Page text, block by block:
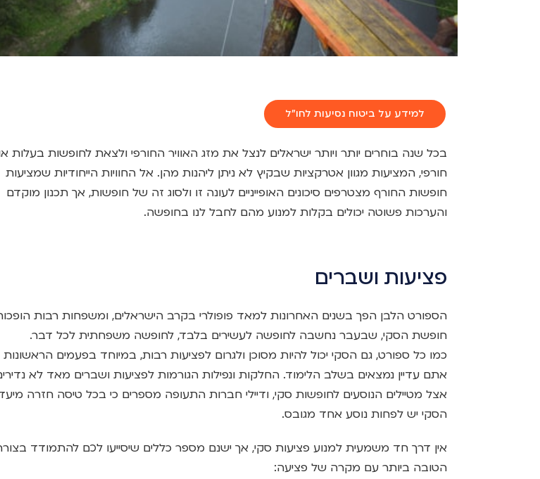
למידע על ביטוח נסיעות לחו"ל
בכל שנה בוחרים יותר ויותר ישראלים לנצל את מזג האוויר החורפי ולצאת לחופשות בעלות
חורפי, המציעות מגוון אטרקציות שבקיץ לא ניתן ליהנות מהן. אל החוויות הייחודיות שמציעות
חופשות החורף מצטרפים סיכונים האופייניים לעונה זו ולסוג זה של חופשות, אך תכנון מוקדם
והערכות פשוטה יכולים בקלות למנוע מהם לחבל לנו בחופשה.
פציעות ושברים
הספורט הלבן הפך בשנים האחרונות למאד פופולרי בקרב הישראלים, ומשפחות רבות
חופשת הסקי, שבעבר נחשבה לחופשה לעשירים בלבד, לחופשה משפחתית לכל דבר.
כמו כל ספורט, גם הסקי יכול להיות מסוכן ולגרום לפציעות רבות, במיוחד בפעמים הראשונות
אתם עדיין נמצאים בשלב הלימוד. החלקות ונפילות הגורמות לפציעות ושברים מאד לא
אצל מטיילים הנוסעים לחופשות סקי, ודיילי חברות התעופה מספרים כי בכל טיסה חזרה
הסקי יש לפחות נוסע אחד מגובס.
אין דרך חד משמעית למנוע פציעות סקי, אך ישנם מספר כללים שיסייעו לכם להתמודד
הטובה ביותר עם מקרה של פציעה: